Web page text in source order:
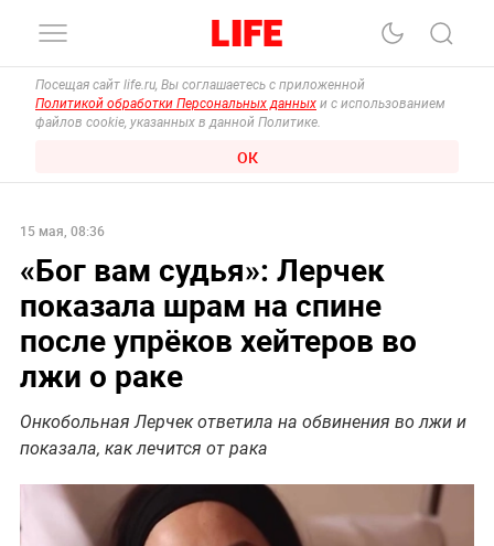
Посещая сайт life.ru, Вы соглашаетесь с приложенной
Политикой обработки Персональных данных и с использованием
файлов cookie, указанных в данной Политике.
ОК
15 мая, 08:36
«Бог вам судья»: Лерчек
показала шрам на спине
после упрёков хейтеров во
лжи о раке
Онкобольная Лерчек ответила на обвинения во лжи и
показала, как лечится от рака